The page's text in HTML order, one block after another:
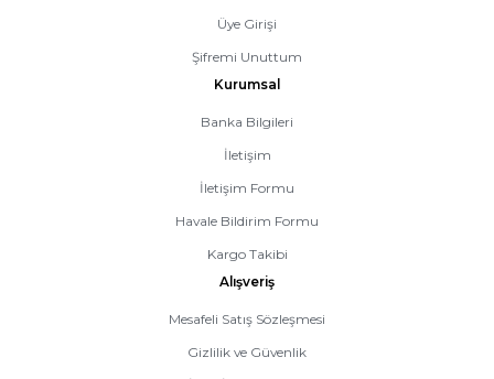
Üye Girişi
Şifremi Unuttum
Kurumsal
Banka Bilgileri
İletişim
İletişim Formu
Havale Bildirim Formu
Kargo Takibi
Alışveriş
Mesafeli Satış Sözleşmesi
Gizlilik ve Güvenlik